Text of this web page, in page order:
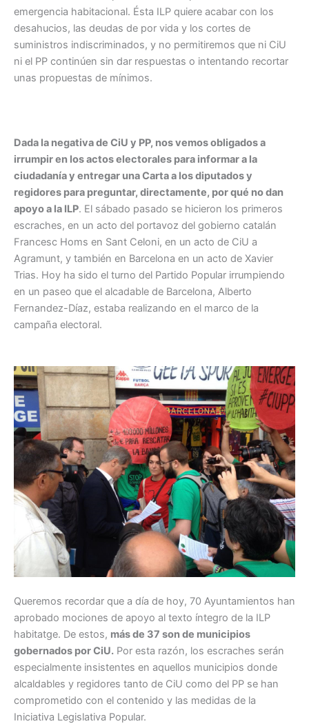
emergencia habitacional. Ésta ILP quiere acabar con los
desahucios, las deudas de por vida y los cortes de
suministros indiscriminados, y no permitiremos que ni CiU
ni el PP continúen sin dar respuestas o intentando recortar
unas propuestas de mínimos.
Dada la negativa de CiU y PP, nos vemos obligados a
irrumpir en los actos electorales para informar a la
ciudadanía y entregar una Carta a los diputados y
regidores para preguntar, directamente, por qué no dan
apoyo a la ILP. El sábado pasado se hicieron los primeros
escraches, en un acto del portavoz del gobierno catalán
Francesc Homs en Sant Celoni, en un acto de CiU a
Agramunt, y también en Barcelona en un acto de Xavier
Trias. Hoy ha sido el turno del Partido Popular irrumpiendo
en un paseo que el alcadable de Barcelona, Alberto
Fernandez-Díaz, estaba realizando en el marco de la
campaña electoral.
Queremos recordar que a día de hoy, 70 Ayuntamientos han
aprobado mociones de apoyo al texto íntegro de la ILP
habitatge. De estos, más de 37 son de municipios
gobernados por CiU. Por esta razón, los escraches serán
especialmente insistentes en aquellos municipios donde
alcaldables y regidores tanto de CiU como del PP se han
comprometido con el contenido y las medidas de la
Iniciativa Legislativa Popular.